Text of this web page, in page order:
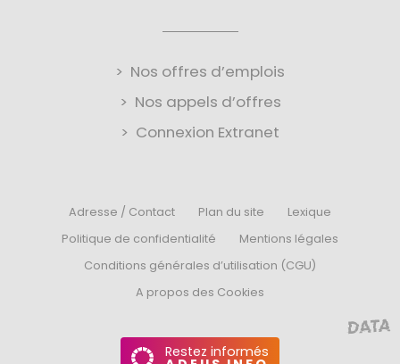
Nos offres d’emplois
Nos appels d’offres
Connexion Extranet
Adresse / Contact Plan du site
Lexique
Politique de confidentialité
Mentions légales
Conditions générales d’utilisation (CGU)
A propos des Cookies
Restez informés